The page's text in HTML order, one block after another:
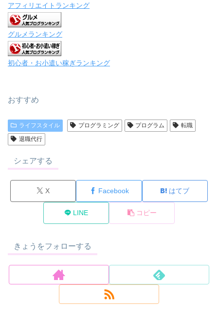
アフィリエイトランキング
グルメランキング
初心者・お小遣い稼ぎランキング
おすすめ
ライフスタイル プログラミング プログラム
転職
退職代行
シェアする
X Facebook はてブ
LINE コピー
きょうをフォローする